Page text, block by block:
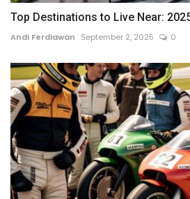
Top Destinations to Live Near:
Andi Ferdiawan September 2, 2025 0